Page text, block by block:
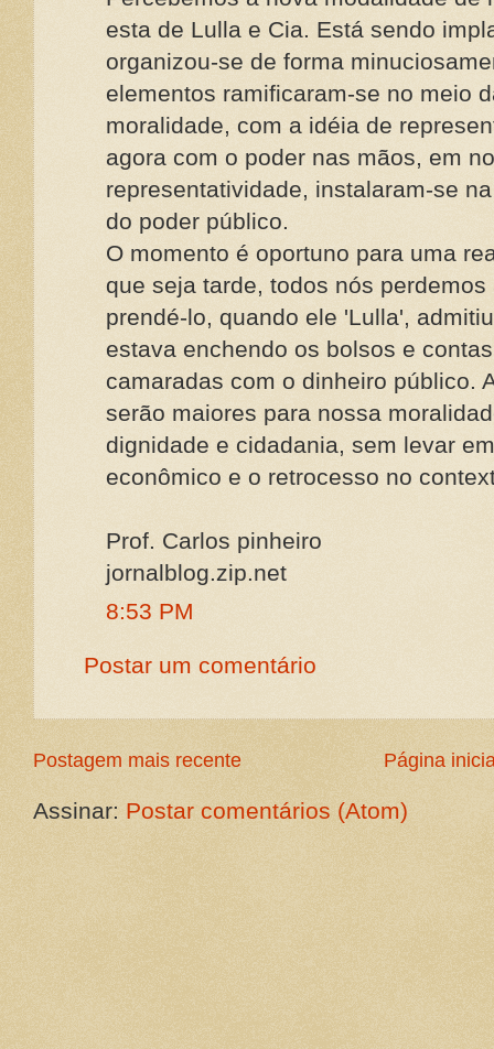
esta de Lulla e Cia. Está sendo
organizou-se de forma
elementos ramificaram-se no meio
moralidade, com a idéia de
agora com o poder nas mãos, em
representatividade, instalaram-se
do poder público.
O momento é oportuno para uma
que seja tarde, todos nós perdemos
prendé-lo, quando ele 'Lulla',
estava enchendo os bolsos e
camaradas com o dinheiro público.
serão maiores para nossa
dignidade e cidadania, sem levar
econômico e o retrocesso no
Prof. Carlos pinheiro
jornalblog.zip.net
8:53 PM
Postar um comentário
Postagem mais recente Página
Assinar: Postar comentários (Atom)